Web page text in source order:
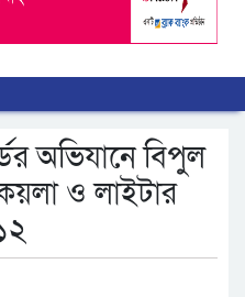
অভিযানে বিপুল
ও লাইটার